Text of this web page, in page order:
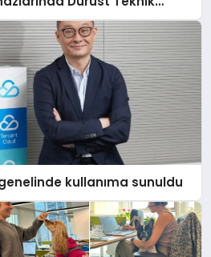
kullanıma sunuldu